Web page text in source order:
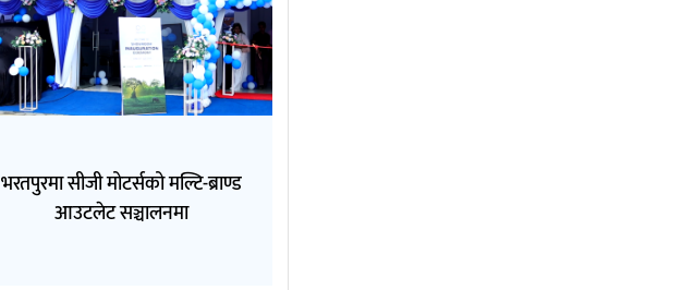
भरतपुरमा सीजी मोटर्सको मल्टि-ब्राण्ड
आउटलेट सञ्चालनमा